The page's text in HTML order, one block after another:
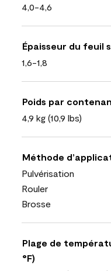
4,0-4,6
Épaisseur du feuil
1,6-1,8
Poids par
4,9 kg (10,9 lbs)
Méthode
Pulvérisation
Rouler
Brosse
Plage de
°F)